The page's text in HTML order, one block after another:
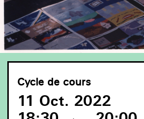
Cycle de cours
11 Oct. 2022